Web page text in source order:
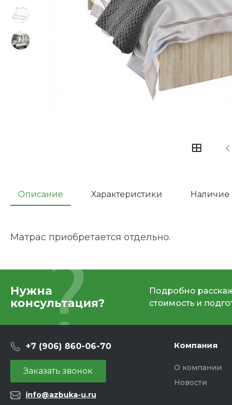
Описание Характеристики Наличие
Матрас приобретается отдельно.
Нужна
консультация?
Подробно
стоимость и
+7 (906) 860-06-70
Заказать звонок
info@azbuka-u.ru
Компания
О компании
Новости